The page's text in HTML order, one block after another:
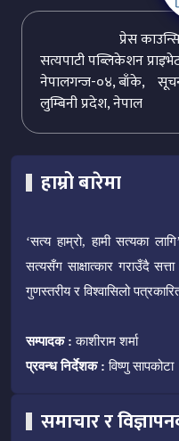
प्रेस
सत्यपाटी पब्लिकेशन
नेपालगन्ज-०४, बाँके,
लुम्बिनी प्रदेश, नेपाल
हाम्रो बारेमा
‘सत्य हाम्रो, हामी सत्यका
सत्यसँग साक्षात्कार गराउँदै
गुणस्तरीय र विश्वासिलो
सम्पादक : काशीराम शर्मा
प्रवन्ध निर्देशक : विष्णु सापकोटा
समाचार र